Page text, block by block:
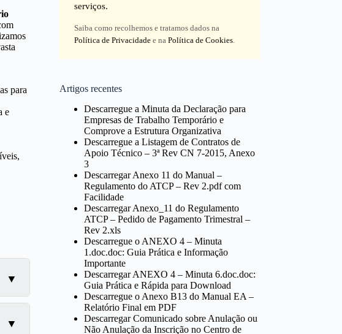
para
e
serviços.
Saiba como recolhemos e tratamos dados na
Política de Privacidade e naPolítica de Cookies.
Artigos recentes
Descarregue a Minuta da Declaração para
Empresas de Trabalho Temporário e
Comprove a Estrutura Organizativa
Descarregue a Listagem de Contratos de
Apoio Técnico – 3ª Rev CN 7-2015, Anexo
3
Descarregar Anexo 11 do Manual –
Regulamento do ATCP – Rev 2.pdf com
Facilidade
Descarregar Anexo_11 do Regulamento
ATCP – Pedido de Pagamento Trimestral –
Rev 2.xls
Descarregue o ANEXO 4 – Minuta
1.doc.doc: Guia Prática e Informação
Importante
Descarregar ANEXO 4 – Minuta 6.doc.doc:
Guia Prática e Rápida para Download
Descarregue o Anexo B13 do Manual EA –
Relatório Final em PDF
Descarregar Comunicado sobre Anulação ou
Não Anulação da Inscrição no Centro de